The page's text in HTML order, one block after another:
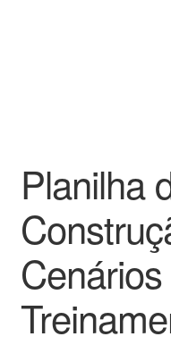
Planilha